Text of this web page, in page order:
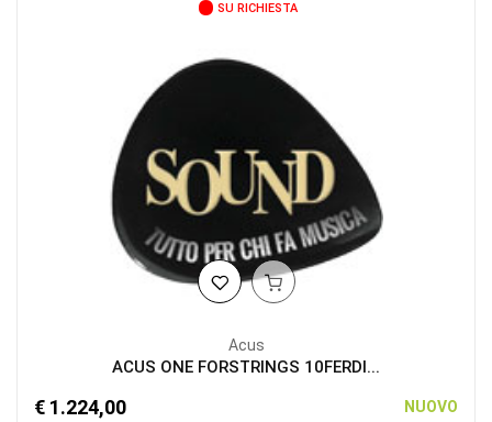
SU RICHIESTA
Acus
ACUS ONE FORSTRINGS 10FERDI...
€ 1.224,00 NUOVO